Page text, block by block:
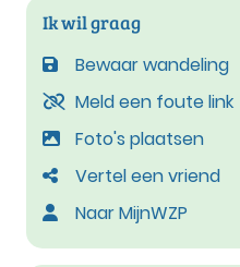
Ik wil graag
Bewaar wandeling
Meld een foute link
Foto's plaatsen
Vertel een vriend
Naar MijnWZP